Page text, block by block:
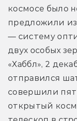
космосе было
предложили
— систему
двух особых
«Хаббл», 2
отправился
совершили
открытый